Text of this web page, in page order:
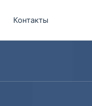
Контакты